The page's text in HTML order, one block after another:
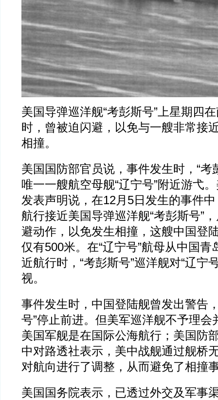
美国导弹巡洋舰“考彭斯号”上星期四
时，曾被迫闪避，以免与一艘非常接
相撞。
美国国防部官员说，事件发生时，“考
唯一一艘航空母舰“辽宁号”附近游弋
发表声明说，在12月5日发生的事件
航行接近美国导弹巡洋舰“考彭斯号”
避动作，以免发生相撞，这艘中国登
仅有500米。在“辽宁号”航母从中国青
近航行时，“考彭斯号”巡洋舰对“辽宁
视。
事件发生时，中国登陆舰曾发出警告
号”停止前进。但美军巡洋舰不予理会
美国军舰是在国际公海航行；美国防
中对路透社表示，美中战舰通过舰桥
对航向进行了调整，从而避免了相撞
美国国务院表示，已透过外交及军事